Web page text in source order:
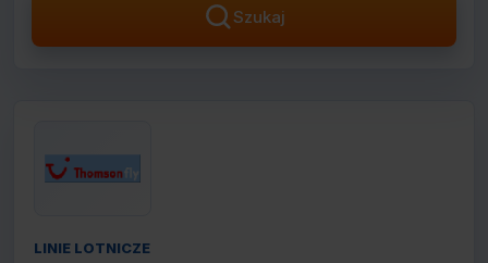
Szukaj
LINIE LOTNICZE